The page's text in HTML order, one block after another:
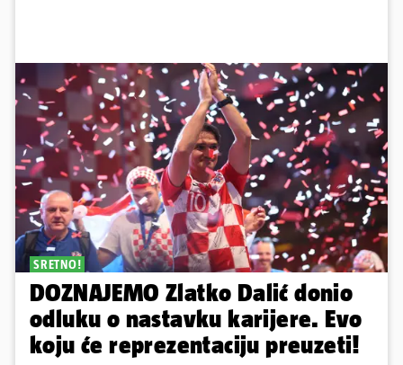
SRETNO!
DOZNAJEMO Zlatko Dalić donio
odluku o nastavku karijere. Evo
koju će reprezentaciju preuzeti!